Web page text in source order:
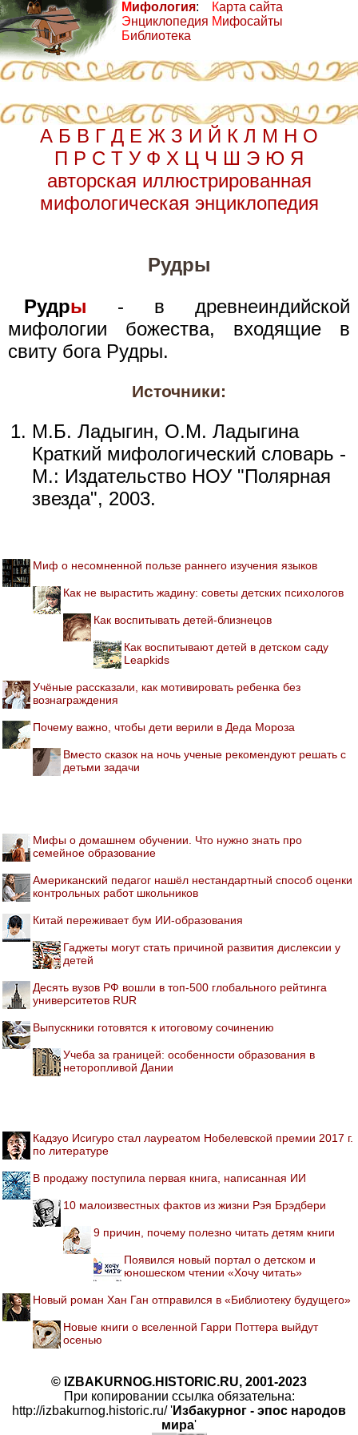
Мифология:
Энциклопедия
Библиотека
Карта сайта
Мифосайты
А Б В Г Д Е Ж З И Й К Л М Н О
П Р С Т У Ф Х Ц Ч Ш Э Ю Я
авторская иллюстрированная
мифологическая энциклопедия
Рудры
Рудры - в древнеиндийской
мифологии божества, входящие в
свиту бога Рудры.
Источники:
М.Б. Ладыгин, О.М. Ладыгина
Краткий мифологический словарь -
М.: Издательство НОУ "Полярная
звезда", 2003.
Миф о несомненной пользе раннего изучения языков
Как не вырастить жадину: советы детских психологов
Как воспитывать детей-близнецов
Как воспитывают детей в детском саду
Leapkids
Учёные рассказали, как мотивировать ребенка без
вознаграждения
Почему важно, чтобы дети верили в Деда Мороза
Вместо сказок на ночь ученые рекомендуют решать с
детьми задачи
Мифы о домашнем обучении. Что нужно знать про
семейное образование
Американский педагог нашёл нестандартный способ оценки
контрольных работ школьников
Китай переживает бум ИИ-образования
Гаджеты могут стать причиной развития дислексии у
детей
Десять вузов РФ вошли в топ-500 глобального рейтинга
университетов RUR
Выпускники готовятся к итоговому сочинению
Учеба за границей: особенности образования в
неторопливой Дании
Кадзуо Исигуро стал лауреатом Нобелевской премии 2017 г.
по литературе
В продажу поступила первая книга, написанная ИИ
10 малоизвестных фактов из жизни Рэя Брэдбери
9 причин, почему полезно читать детям книги
Появился новый портал о детском и
юношеском чтении «Хочу читать»
Новый роман Хан Ган отправился в «Библиотеку будущего»
Новые книги о вселенной Гарри Поттера выйдут
осенью
© IZBAKURNOG.HISTORIC.RU, 2001-2023
При копировании ссылка обязательна:
http://izbakurnog.historic.ru/ 'Избакурног - эпос народов
мира'